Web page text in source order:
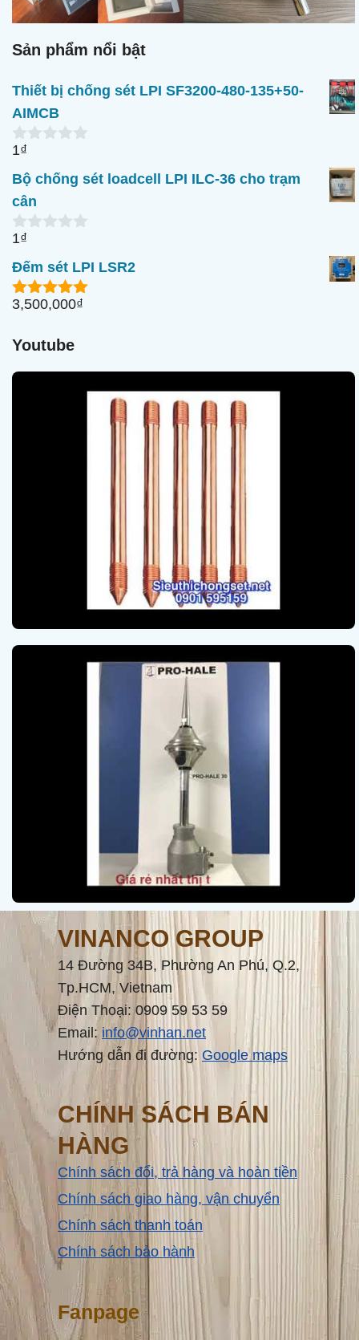
Sản phẩm nổi bật
Thiết bị chống sét LPI SF3200-480-135+50-
AIMCB
0
g
o
i
5
1₫
Bộ chống sét loadcell LPI ILC-36 cho trạm
cân
0
g
o
à
1₫
Đếm sét LPI LSR2
5.00ngoài
3,500,000₫
Youtube
VINANCO GROUP
14 Đường 34B, Phường An Phú, Q.2,
Tp.HCM, Vietnam
Điện Thoại: 0909 59 53 59
Email: info@vinhan.net
Hướng dẫn đi đường: Google maps
CHÍNH SÁCH BÁN
HÀNG
Chính sách đổi, trả hàng và hoàn tiền
Chính sách giao hàng, vận chuyển
Chính sách thanh toán
Chính sách bảo hành
Fanpage